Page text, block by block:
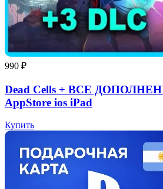
990 ₽
Dead Cells + ВСЕ
AppStore ios iPad
Купить